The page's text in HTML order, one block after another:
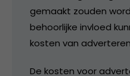
gemaakt zouden
behoorlijke invloed
kosten van
De kosten voor